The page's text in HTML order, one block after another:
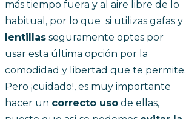
más tiempo fuera y al aire libre de lo
habitual, por lo que si utilizas gafas y
lentillas seguramente optes por
usar esta última opción por la
comodidad y libertad que te permite.
Pero ¡cuidado!, es muy importante
hacer un correcto uso de ellas,